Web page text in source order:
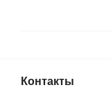
Контакты